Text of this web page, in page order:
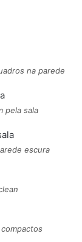
na parede
pela sala
escura